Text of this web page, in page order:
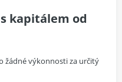
kapitálem od
žádné výkonnosti za určitý